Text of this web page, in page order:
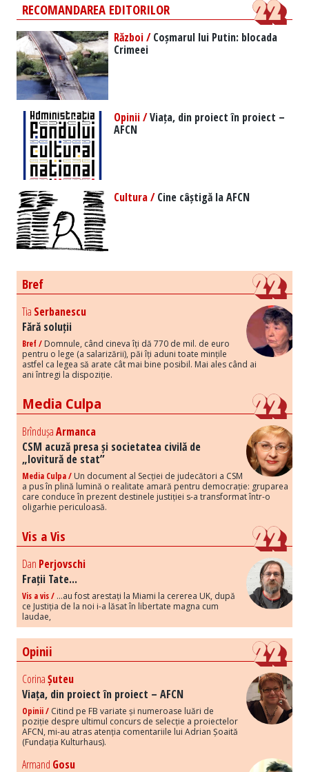
RECOMANDAREA EDITORILOR
Război /Coșmarul lui Putin: blocada
Crimeei
Opinii /Viața, din proiect în proiect –
AFCN
Cultura /Cine câștigă la AFCN
Bref
Tia Serbanescu
Fără soluții
Bref / Domnule, când cineva îți dă 770 de mil. de euro
pentru o lege (a salarizării), păi îți aduni toate mințile
astfel ca legea să arate cât mai bine posibil. Mai ales când ai
ani întregi la dispoziție.
Media Culpa
BrîndușaArmanca
CSM acuză presa și societatea civilă de
„lovitură de stat”
Media Culpa / Un document al Secției de judecători a CSM
a pus în plină lumină o realitate amară pentru democrație: gruparea
care conduce în prezent destinele justiției s-a transformat într-o
oligarhie periculoasă.
Vis a Vis
Dan Perjovschi
Frații Tate...
Vis a vis / ...au fost arestați la Miami la cererea UK, după
ce Justiția de la noi i-a lăsat în libertate magna cum
laudae,
Opinii
CorinaȘuteu
Viața, din proiect în proiect – AFCN
Opinii / Citind pe FB variate și numeroase luări de
poziție despre ultimul concurs de selecție a proiectelor
AFCN, mi-au atras atenția comentariile lui Adrian Șoaită
(Fundația Kulturhaus).
Armand Gosu